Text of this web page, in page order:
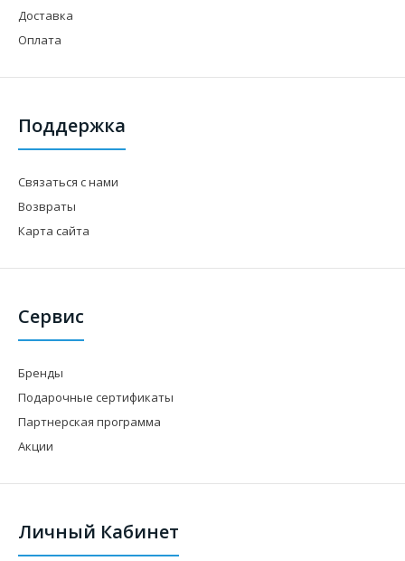
Доставка
Оплата
Поддержка
Связаться с нами
Возвраты
Карта сайта
Сервис
Бренды
Подарочные сертификаты
Партнерская программа
Акции
Личный Кабинет